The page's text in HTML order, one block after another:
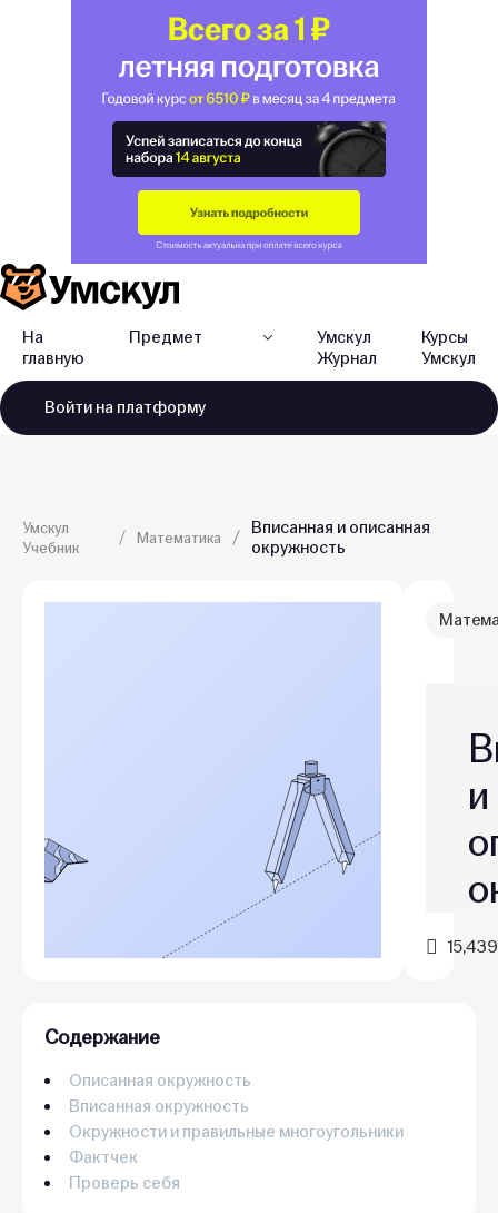
На
главную
Предмет
Умскул
Журнал
Курсы
Умскул
Войти на платформу
Умскул
Учебник
Математика
Вписанная и описанная
окружность
и
15,439
Содержание
Описанная окружность
Вписанная окружность
Окружности и правильные многоугольники
Фактчек
Проверь себя